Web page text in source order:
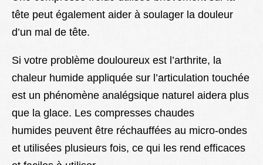
tête peut également aider à soulager la douleur
d’un mal de tête.
Si votre problème douloureux est l’arthrite, la
chaleur humide appliquée sur l’articulation touchée
est un phénomène analégsique naturel aidera plus
que la glace. Les compresses chaudes
humides peuvent être réchauffées au micro-ondes
et utilisées plusieurs fois, ce qui les rend efficaces